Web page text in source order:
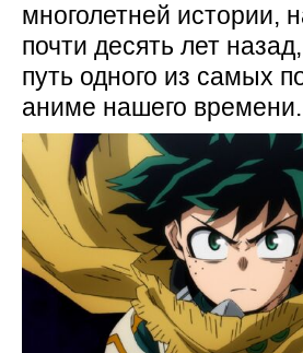
многолетней истории,
почти десять лет
путь одного из самых
аниме нашего времени.